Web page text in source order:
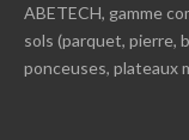
ABETECH, gamme
sols (parquet, pierre,
ponceuses, plateaux